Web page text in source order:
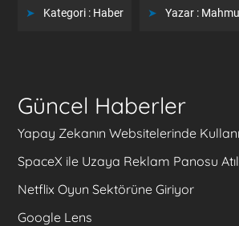
Kategori : Haber Yazar :
Güncel Haberler
Yapay Zekanın Websitelerinde
SpaceX ile Uzaya Reklam Panosu
Netflix Oyun Sektörüne Giriyor
Google Lens